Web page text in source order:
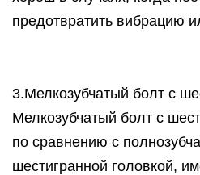
предотвратить вибрацию
3.Мелкозубчатый болт с
Мелкозубчатый болт с
по сравнению с
шестигранной головкой,